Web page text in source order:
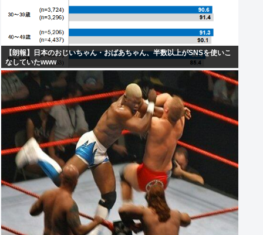
【朗報】日本のおじいちゃん・おばあちゃん、半数以上がSNSを使いこ
なしていたwww